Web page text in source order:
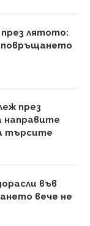
лятото:
повръщането
през
направите
търсите
във
вече не